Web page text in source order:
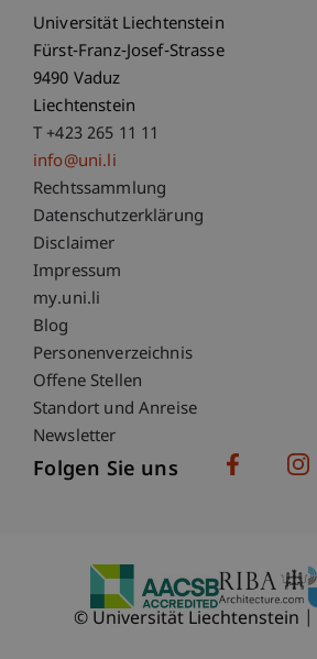
Universität Liechtenstein
Fürst-Franz-Josef-Strasse
9490 Vaduz
Liechtenstein
T +423 265 11 11
info@uni.li
Fußzeile Rechtliche
Rechtssammlung
Datenschutzerklärung
Disclaimer
Impressum
Fußzeile Subdomain-
my.uni.li
Blog
Personenverzeichnis
Offene Stellen
Standort und Anreise
Newsletter
Folgen Sie uns
© Universität Liechtenstein